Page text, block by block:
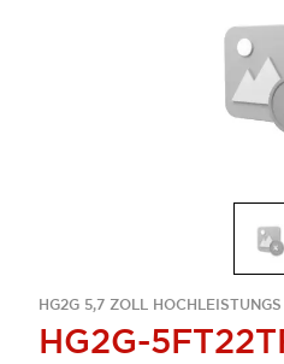
HG2G 5,7 ZOLL HOCHLEISTUNGS
HG2G-